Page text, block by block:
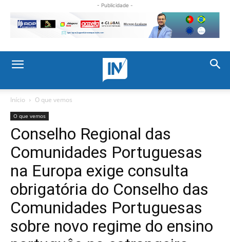
- Publicidade -
Início O que vemos
O que vemos
Conselho Regional das
Comunidades Portuguesas
na Europa exige consulta
obrigatória do Conselho das
Comunidades Portuguesas
sobre novo regime do ensino